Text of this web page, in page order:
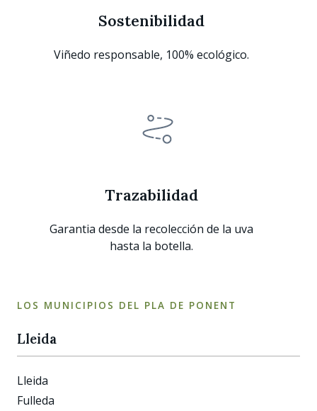
Sostenibilidad
Viñedo responsable, 100% ecológico.
Trazabilidad
Garantia desde la recolección de la uva
hasta la botella.
LOS MUNICIPIOS DEL PLA DE PONENT
Lleida
Lleida
Fulleda